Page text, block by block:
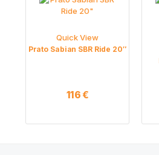
Quick View
Prato Sabian SBR Ride 20″
116€